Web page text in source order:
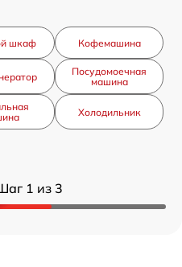
1 из 3
шкаф Кофемашина
Посудомоечная
машина
Холодильник